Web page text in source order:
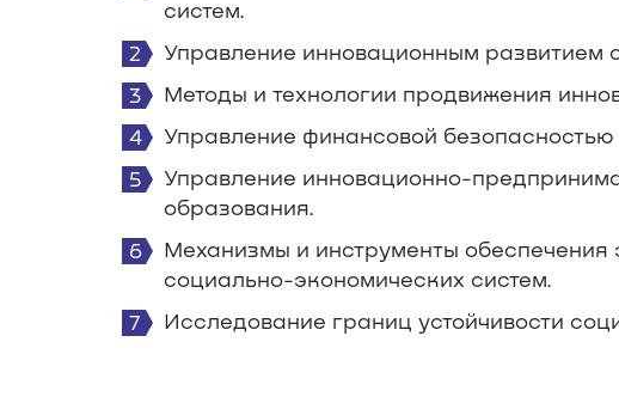
систем.
Управление инновационным развитием
Методы и технологии продвижения
Управление финансовой
Управление инновационно-
образования.
Механизмы и инструменты обеспечения
социально-экономических систем.
Исследование границ устойчивости